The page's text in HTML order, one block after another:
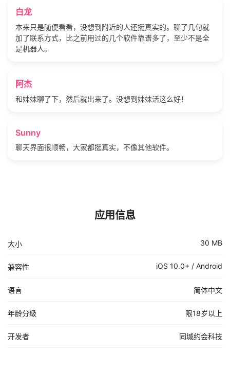
白龙
本来只是随便看看，没想到附近的人还挺真实的。聊了几句就
加了联系方式，比之前用过的几个软件靠谱多了，至少不是全
是机器人。
阿杰
和妹妹聊了下，然后就出来了。没想到妹妹活这么好！
Sunny
聊天界面很顺畅，大家都挺真实，不像其他软件。
应用信息
大小 30 MB
兼容性 iOS 10.0+ / Android
语言 简体中文
年龄分级 限18岁以上
开发者 同城约会科技